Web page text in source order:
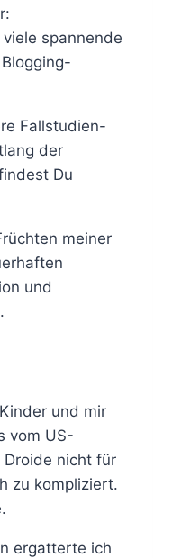
spannende
Fallstudien-
der
Du
meiner
und
und mir
vom US-
nicht für
zu kompliziert.
ergatterte ich